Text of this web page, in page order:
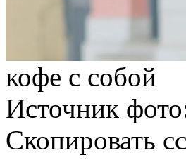
кофе с собой
Источник
Скопировать